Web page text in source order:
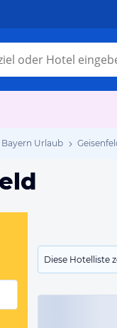
Bayern Urlaub
Diese Hotelliste